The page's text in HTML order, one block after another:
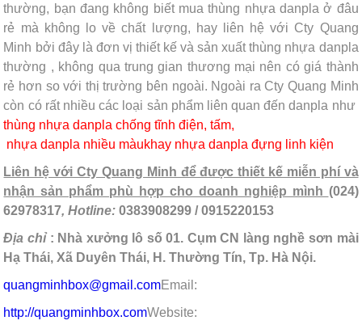
thường, bạn đang không biết mua thùng nhựa danpla ở đâu
rẻ mà không lo về chất lượng, hay liên hệ với Cty Quang
Minh bởi đây là đơn vị thiết kế và sản xuất thùng nhựa danpla
thường , không qua trung gian thương mại nên có giá thành
rẻ hơn so với thị trường bên ngoài. Ngoài ra Cty Quang Minh
còn có rất nhiều các loại sản phẩm liên quan đến danpla như
thùng nhựa danpla chống tĩnh điện, tấm
nhựa danpla nhiều màu
,
khay nhựa danpla đựng linh kiện
Liên hệ với Cty Quang Minh để được thiết kế miễn phí và
nhận sản phẩm phù hợp cho doanh nghiệp mình (024)
62978317, Hotline: 0383908299 / 0915220153
Địa chỉ: Nhà xưởng lô số 01. Cụm CN làng nghề sơn mài
Hạ Thái, Xã Duyên Thái, H. Thường Tín, Tp. Hà Nội.
Email:
quangminhbox@gmail.com
Website:
http://quangminhbox.com